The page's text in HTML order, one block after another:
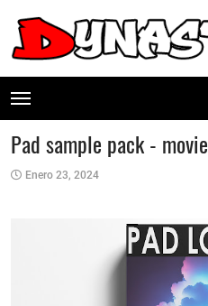
Pad sample pack - movie
Enero 23, 2024